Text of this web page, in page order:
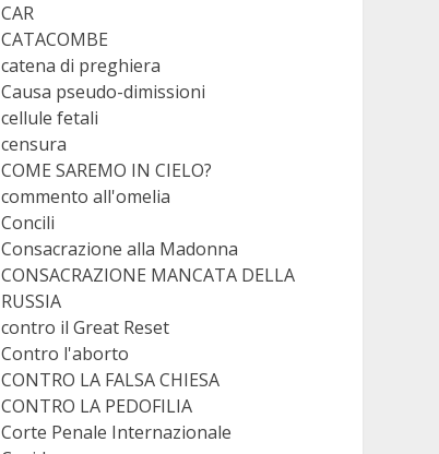
CAR
CATACOMBE
catena di preghiera
Causa pseudo-dimissioni
cellule fetali
censura
COME SAREMO IN CIELO?
commento all'omelia
Concili
Consacrazione alla Madonna
CONSACRAZIONE MANCATA DELLA
RUSSIA
contro il Great Reset
Contro l'aborto
CONTRO LA FALSA CHIESA
CONTRO LA PEDOFILIA
Corte Penale Internazionale